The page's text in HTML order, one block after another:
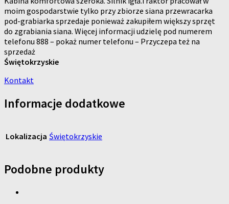
moim gospodarstwie tylko przy zbiorze siana przewracarka
pod-grabiarka sprzedaje ponieważ zakupiłem większy sprzęt
do zgrabiania siana. Więcej informacji udzielę pod numerem
telefonu 888 – pokaż numer telefonu – Przyczepa też na
sprzedaż
Świętokrzyskie
Kontakt
Informacje dodatkowe
Lokalizacja Świętokrzyskie
Podobne produkty